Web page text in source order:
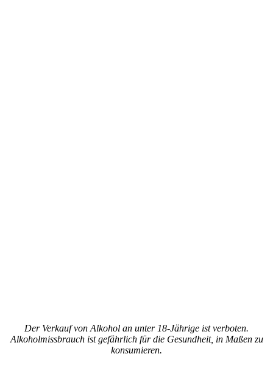
Der Verkauf von Alkohol an unter 18-Jährige ist verboten.
Alkoholmissbrauch ist gefährlich für die Gesundheit, in Maßen zu
konsumieren.